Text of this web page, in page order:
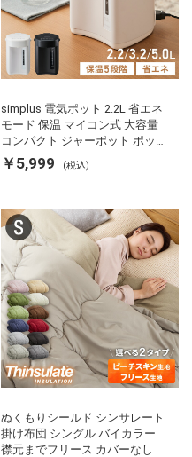
simplus 電気ポット 2.2L 省エネ
モード 保温 マイコン式 大容量
コンパクト ジャーポット ポット
カルキ抜き 空焚き防止 温度調節
軽量 SP-PD22 シンプラス
￥5,999 (税込)
ぬくもりシールド シンサレート
掛け布団 シングル バイカラー
襟元までフリース カバーなしで